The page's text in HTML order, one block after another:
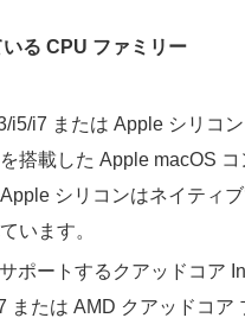
る CPU ファミリー
i5/i7 または Apple シリコ
搭載した Apple macOS コ
シリコンはネイティ
います。
ポートするクアッドコア
または AMD クアッドコア